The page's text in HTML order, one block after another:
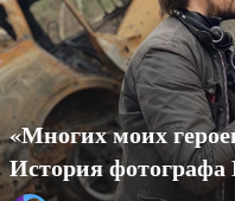
«Многих моих
История